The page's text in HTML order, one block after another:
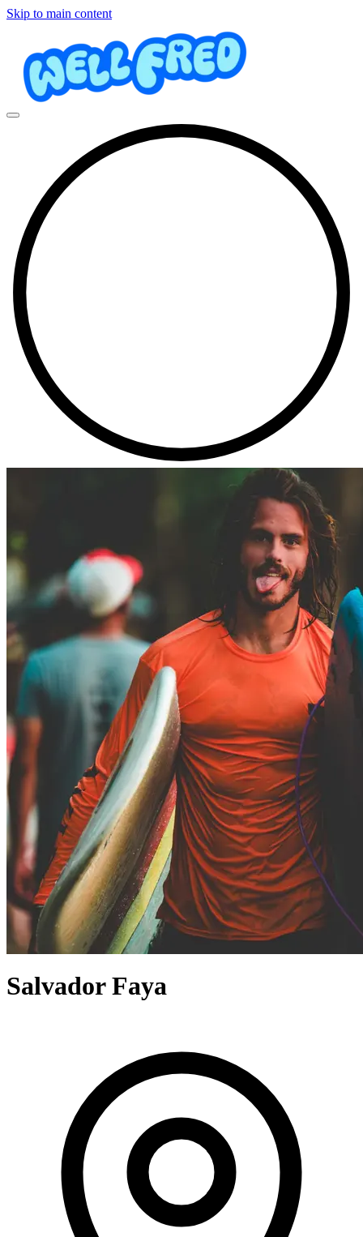
Skip to main content
Salvador Faya